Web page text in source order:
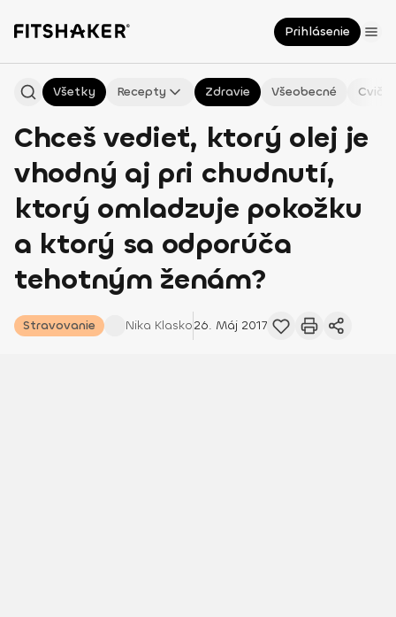
Prihlásenie
Všetky Recepty Zdravie Všeobecné
Chceš vedieť, ktorý olej je
vhodný aj pri chudnutí,
ktorý omladzuje pokožku
a ktorý sa odporúča
tehotným ženám?
Stravovanie Nika Klasko26. Máj 2017